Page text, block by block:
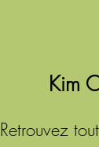
Kim
Retrouvez